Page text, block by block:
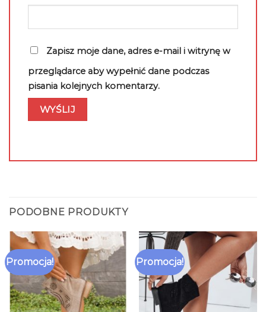
Zapisz moje dane, adres e-mail i witrynę w
przeglądarce aby wypełnić dane podczas
pisania kolejnych komentarzy.
PODOBNE PRODUKTY
Promocja! Promocja!